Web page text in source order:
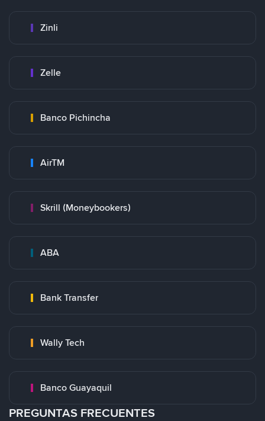
Zinli
Zelle
Banco Pichincha
AirTM
Skrill (Moneybookers)
ABA
Bank Transfer
Wally Tech
Banco Guayaquil
PREGUNTAS FRECUENTES